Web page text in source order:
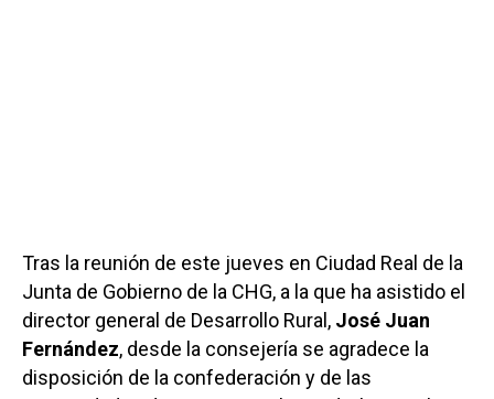
Tras la reunión de este jueves en Ciudad Real de la
Junta de Gobierno de la CHG, a la que ha asistido el
director general de Desarrollo Rural, José Juan
Fernández, desde la consejería se agradece la
disposición de la confederación y de las